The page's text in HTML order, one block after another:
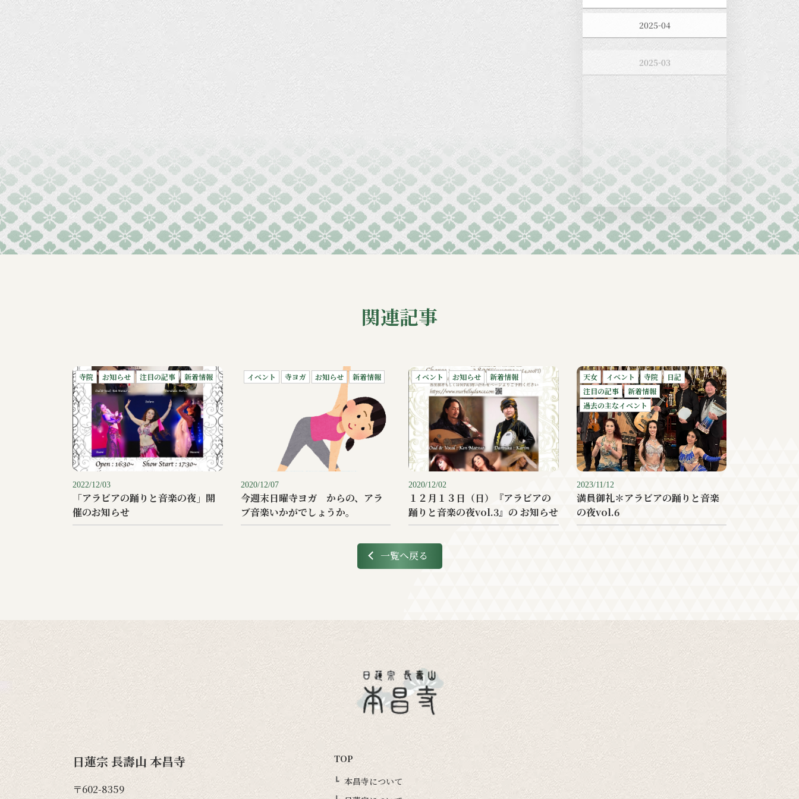
2025-04
2025-02
2024-11
2024-10
2024-09
関連記事
寺院 お知らせ 注目の記事 新着情報
2022/12/03
「アラビアの踊りと音楽の夜」開
催のお知らせ
イベント 寺ヨガ お知らせ 新着情報
2020/12/07
今週末日曜寺ヨガ からの、アラ
ブ音楽いかがでしょうか。
イベント お知らせ 新着情報
2020/12/02
１２月１３日（日）『アラビアの
踊りと音楽の夜vol.3』の お知らせ
天女 イベント 寺院
日記
注目の記事
新着情報
過去の主なイベント
2023/11/12
満員御礼＊アラビアの踊りと音楽
の夜vol.6
一覧へ戻る
日蓮宗 長壽山 本昌寺
〒602-8359
TOP
本昌寺について